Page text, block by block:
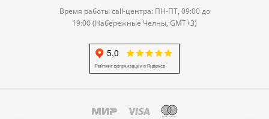
Время работы call-центра: ПН-ПТ, 09:00 до
19:00 (Набережные Челны, GMT+3)